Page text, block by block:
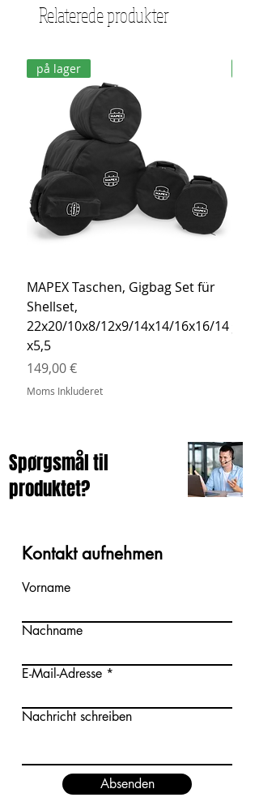
Relaterede produkter
på lager
MAPEX Taschen, Gigbag Set für
Shellset,
22x20/10x8/12x9/14x14/16x16/14
x5,5
Pris
149,00 €
Moms Inkluderet
Pris
Spørgsmål til
produktet?
Kontakt aufnehmen
Vorname
Nachname
E-Mail-Adresse
Nachricht schreiben
Absenden